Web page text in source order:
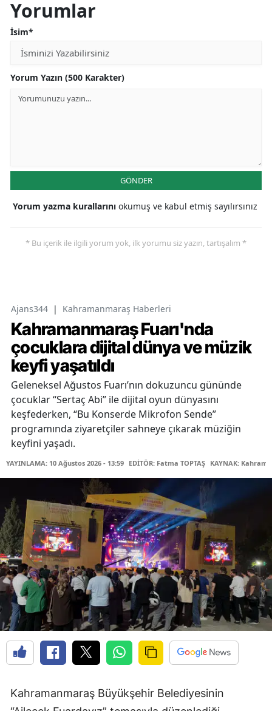
Yorumlar
İsim*
Yorum Yazın (500 Karakter)
GÖNDER
Yorum yazma kurallarını okumuş ve kabul etmiş sayılırsınız
* Bu içerik ile ilgili yorum yok, ilk yorumu siz yazın, tartışalım *
Ajans344 | Kahramanmaraş Haberleri
Kahramanmaraş Fuarı'nda
çocuklara dijital dünya ve müzik
keyfi yaşatıldı
Geleneksel Ağustos Fuarı’nın dokuzuncu gününde
çocuklar “Sertaç Abi” ile dijital oyun dünyasını
keşfederken, “Bu Konserde Mikrofon Sende”
programında ziyaretçiler sahneye çıkarak müziğin
keyfini yaşadı.
YAYINLAMA: 10 Ağustos 2026 - 13:59 EDİTÖR: Fatma TOPTAŞ KAYNAK:
Kahramanmaraş Büyükşehir Belediyesinin